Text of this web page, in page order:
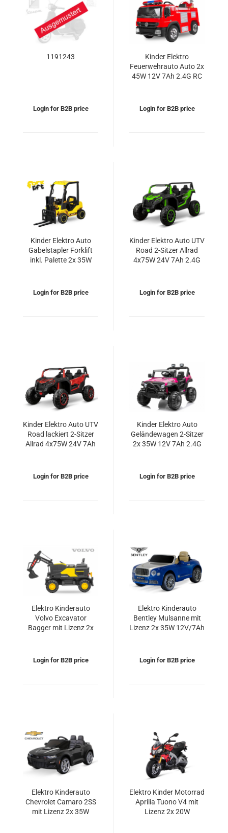
1191243
Login for B2B price
Kinder Elektro
Feuerwehrauto Auto 2x
45W 12V 7Ah 2.4G RC
Login for B2B price
Kinder Elektro Auto
Gabelstapler Forklift
inkl. Palette 2x 35W
Login for B2B price
Kinder Elektro Auto UTV
Road 2-Sitzer Allrad
4x75W 24V 7Ah 2.4G
Login for B2B price
Kinder Elektro Auto UTV
Road lackiert 2-Sitzer
Allrad 4x75W 24V 7Ah
Login for B2B price
Kinder Elektro Auto
Geländewagen 2-Sitzer
2x 35W 12V 7Ah 2.4G
Login for B2B price
Elektro Kinderauto
Volvo Excavator
Bagger mit Lizenz 2x
Login for B2B price
Elektro Kinderauto
Bentley Mulsanne mit
Lizenz 2x 35W 12V/7Ah
Login for B2B price
Elektro Kinderauto
Chevrolet Camaro 2SS
mit Lizenz 2x 35W
Elektro Kinder Motorrad
Aprilia Tuono V4 mit
Lizenz 2x 20W